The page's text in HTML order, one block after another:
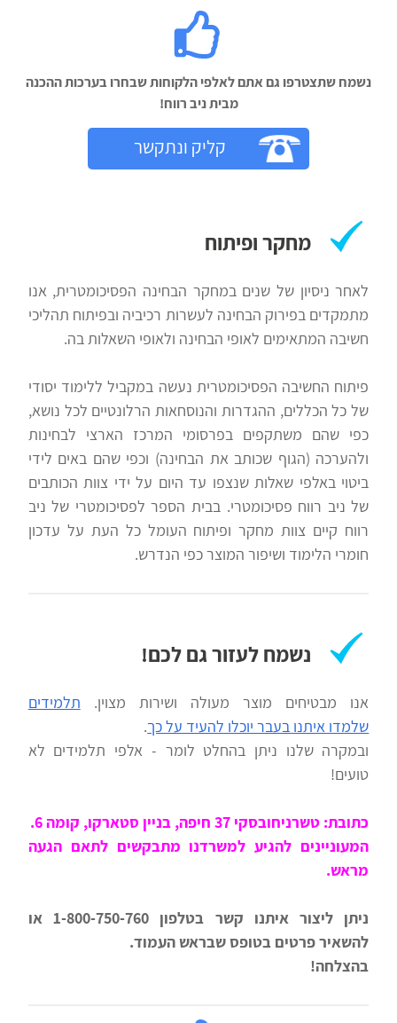
נשמח שתצטרפו גם אתם לאלפי הלקוחות שבחרו בערכות ההכנה
מבית ניב רווח!‬
קליק ונתקשר
מחקר ופיתוח
לאחר ניסיון של שנים במחקר הבחינה הפסיכומטרית, אנו
מתמקדים בפירוק הבחינה לעשרות רכיביה ובפיתוח תהליכי
חשיבה המתאימים לאופי הבחינה ולאופי השאלות בה.
פיתוח החשיבה הפסיכומטרית נעשה במקביל ללימוד יסודי
של כל הכללים, ההגדרות והנוסחאות הרלונטיים לכל נושא,
כפי שהם משתקפים בפרסומי המרכז הארצי לבחינות
ולהערכה (הגוף שכותב את הבחינה) וכפי שהם באים לידי
ביטוי באלפי שאלות שנצפו עד היום על ידי צוות הכותבים
של ניב רווח פסיכומטרי. בבית הספר לפסיכומטרי של ניב
רווח קיים צוות מחקר ופיתוח העומל כל העת על עדכון
חומרי הלימוד ושיפור המוצר כפי הנדרש.
נשמח לעזור גם לכם!
אנו מבטיחים מוצר מעולה ושירות מצוין. תלמידים
שלמדו איתנו בעבר יוכלו להעיד על כך.
ובמקרה שלנו ניתן בהחלט לומר - אלפי תלמידים לא
טועים!
כתובת: טשרניחובסקי 37 חיפה, בניין סטארקו, קומה 6.
המעוניינים להגיע למשרדנו מתבקשים לתאם הגעה
מראש.
ניתן ליצור איתנו קשר בטלפון 1-800-750-760 או
להשאיר פרטים בטופס שבראש העמוד.
בהצלחה!